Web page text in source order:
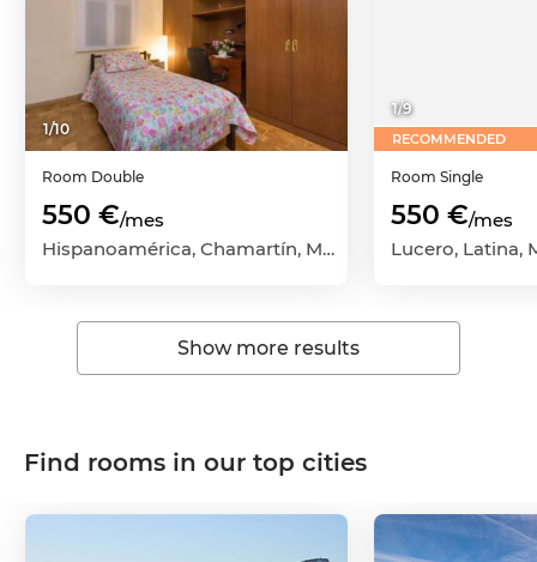
1/10
Room Double
550 €/mes
Hispanoamérica, Chamartín, Madrid Capital, Madrid
1/9
RECOMMENDED
Room Single
550 €/mes
Show more results
Find rooms in our top cities